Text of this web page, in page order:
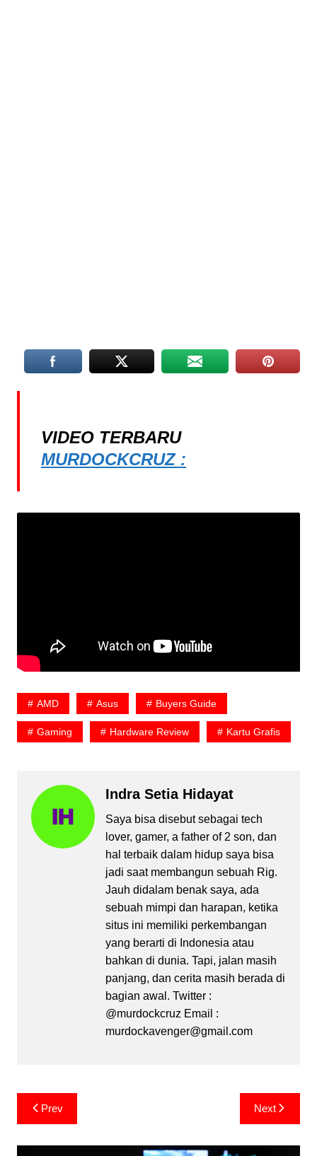
VIDEO TERBARU
MURDOCKCRUZ :
AMD Asus Buyers Guide
Gaming Hardware Review Kartu Grafis
Indra Setia Hidayat
Saya bisa disebut sebagai tech
lover, gamer, a father of 2 son, dan
hal terbaik dalam hidup saya bisa
jadi saat membangun sebuah Rig.
Jauh didalam benak saya, ada
sebuah mimpi dan harapan, ketika
situs ini memiliki perkembangan
yang berarti di Indonesia atau
bahkan di dunia. Tapi, jalan masih
panjang, dan cerita masih berada di
bagian awal. Twitter :
@murdockcruz Email :
murdockavenger@gmail.com
Post
navigation
Prev Next